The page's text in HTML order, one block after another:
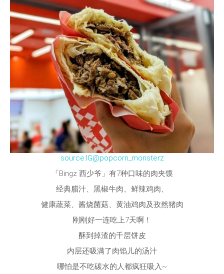
source:IG@popcorn_monsterz
「Bingz 西少爷」有7种口味的肉夹馍
经典腊汁、黑椒牛肉、鲜辣鸡肉、
健康蔬菜、酱烧菌菇、黄油鸡肉及孜然猪肉
刚刚好一连吃上7天啊！
酥到掉渣的千层饼皮
内层还吸满了肉馅儿的汤汁
哪怕是不吃碳水的人都疯狂吸入~